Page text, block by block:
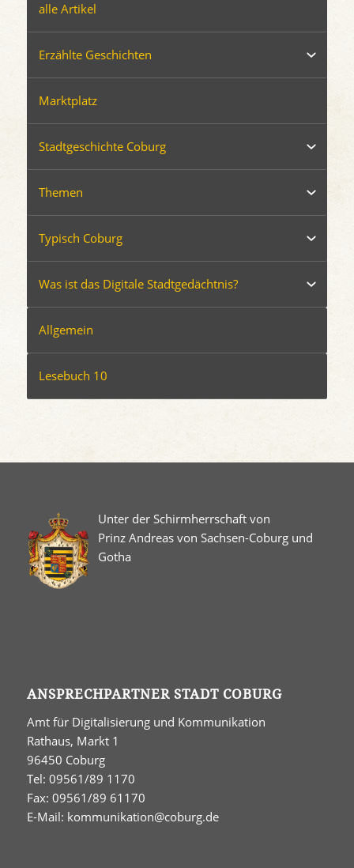
alle Artikel
Erzählte Geschichten
Marktplatz
Stadtgeschichte Coburg
Themen
Typisch Coburg
Was ist das Digitale Stadtgedächtnis?
Allgemein
Lesebuch 10
Unter der Schirmherrschaft von
Prinz Andreas von Sachsen-Coburg und
Gotha
ANSPRECHPARTNER STADT COBURG
Amt für Digitalisierung und Kommunikation
Rathaus, Markt 1
96450 Coburg
Tel: 09561/89 1170
Fax: 09561/89 61170
E-Mail: kommunikation@coburg.de